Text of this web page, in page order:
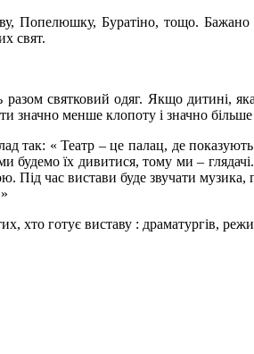
Попелюшку, Буратіно, тощо.
свят.
святковий одяг. Якщо дитині,
значно менше клопоту і значно більше
так: « Театр – це палац, де
будемо їх дивитися, тому ми –
Під час вистави буде звучати
готує виставу : драматургів,